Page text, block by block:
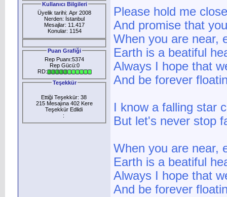
Kullanıcı Bilgileri
Üyelik tarihi: Apr 2008
Nerden: İstanbul
Mesajlar: 11.417
Konular: 1154
Puan Grafiği
Rep Puanı:5374
Rep Gücü:0
RD:
Teşekkür
Ettiği Teşekkür: 38
215 Mesajına 402 Kere
Teşekkür Edlidi
:
Please hold me
And promise that
When you are near,
Earth is a beatiful
Always I hope that
And be forever
I know a falling star
But let's never stop
When you are near,
Earth is a beatiful
Always I hope that
And be forever